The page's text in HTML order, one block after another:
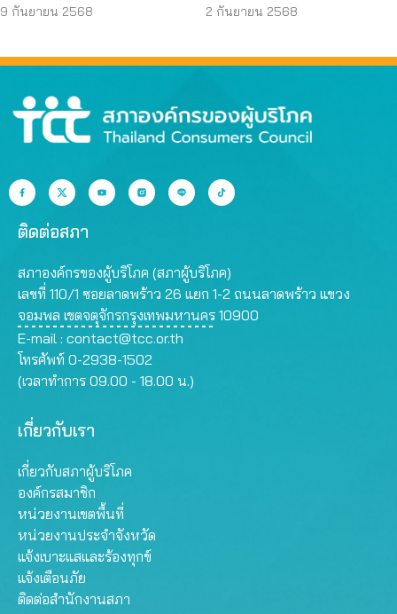
บริโภคโดนหลอกบ่อย
9 กันยายน 2568
JAPO CARE โฆษณา
2 กันยายน 2568
ติดต่อสภา
สภาองค์กรของผู้บริโภค (สภาผู้บริโภค)
เลขที่ 110/1 ซอยลาดพร้าว 26 แยก 1-2 ถนนลาดพร้าว แขวง
จอมพล เขตจตุจักรกรุงเทพมหานคร 10900
E-mail : contact@tcc.or.th
โทรศัพท์ 0-2938-1502
(เวลาทำการ 09.00 - 18.00 น.)
เกี่ยวกับเรา
เกี่ยวกับสภาผู้บริโภค
องค์กรสมาชิก
หน่วยงานเขตพื้นที่
หน่วยงานประจำจังหวัด
แจ้งเบาะแสและร้องทุกข์
แจ้งเตือนภัย
ติดต่อสำนักงานสภา